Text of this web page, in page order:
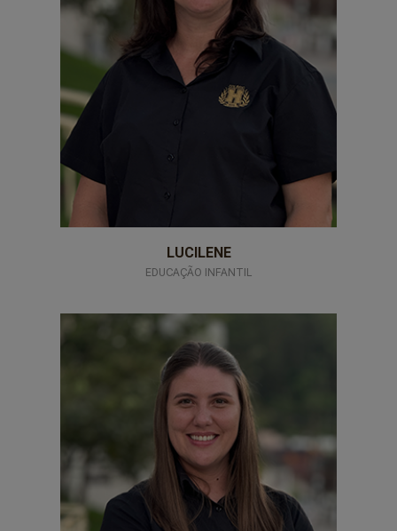
professores-16png
LUCILENE
EDUCAÇÃO INFANTIL